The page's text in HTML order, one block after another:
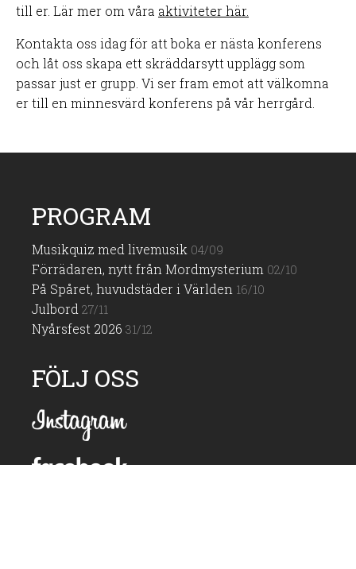
till er. Lär mer om våra aktiviteter här.
Kontakta oss idag för att boka er nästa konferens
och låt oss skapa ett skräddarsytt upplägg som
passar just er grupp. Vi ser fram emot att välkomna
er till en minnesvärd konferens på vår herrgård.
PROGRAM
Musikquiz med livemusik 04/09
Förrädaren, nytt från Mordmysterium 02/10
På Spåret, huvudstäder i Världen 16/10
Julbord 27/11
Nyårsfest 2026 31/12
FÖLJ OSS